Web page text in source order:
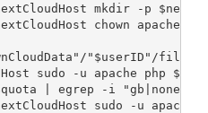
mkdir -p
chown
"$userID"/
sudo -u apache php
| egrep -i "gb|none" |
sudo -u apache